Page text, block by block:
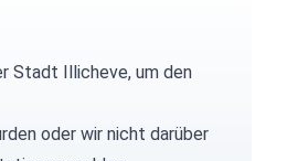
Stadt Illicheve, um den
oder wir nicht darüber